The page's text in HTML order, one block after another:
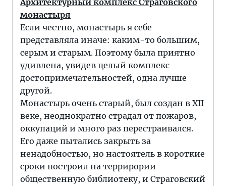
Архитектурный комплекс Страговского
монастыря
Если честно, монастырь я себе
представляла иначе: каким-то большим,
серым и старым. Поэтому была приятно
удивлена, увидев целый комплекс
достопримечательностей, одна лучше
другой.
Монастырь очень старый, был создан в ХII
веке, неоднократно страдал от пожаров,
оккупаций и много раз перестраивался.
Его даже пытались закрыть за
ненадобностью, но настоятель в короткие
сроки построил на террирории
общественную библиотеку, и Страговский